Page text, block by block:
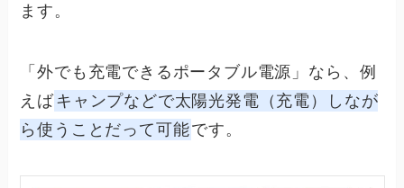
ます。
「外でも充電できるポータブル電源」なら、例
えばキャンプなどで太陽光発電（充電）しなが
ら使うことだって可能です。